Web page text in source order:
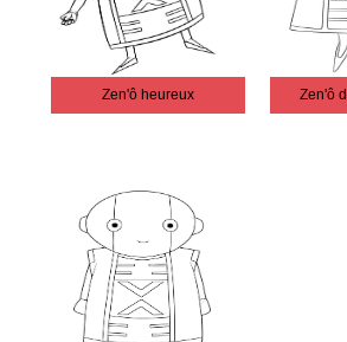
Zen'ô heureux Zen'ô